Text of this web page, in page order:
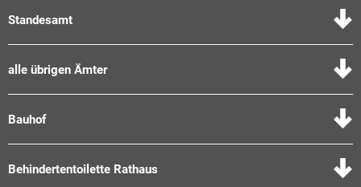
Standesamt
alle übrigen Ämter
Bauhof
Behindertentoilette Rathaus